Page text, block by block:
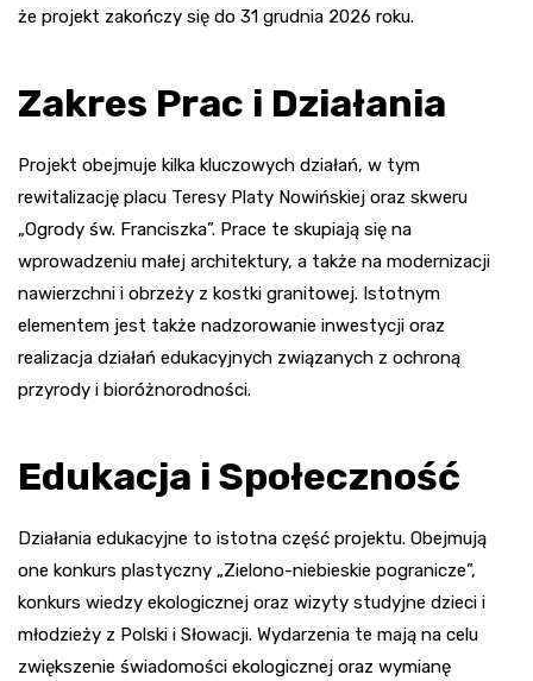
że projekt zakończy się do 31 grudnia 2026 roku.
Zakres Prac i Działania
Projekt obejmuje kilka kluczowych działań, w tym
rewitalizację placu Teresy Platy Nowińskiej oraz skweru
„Ogrody św. Franciszka”. Prace te skupiają się na
wprowadzeniu małej architektury, a także na modernizacji
nawierzchni i obrzeży z kostki granitowej. Istotnym
elementem jest także nadzorowanie inwestycji oraz
realizacja działań edukacyjnych związanych z ochroną
przyrody i bioróżnorodności.
Edukacja i Społeczność
Działania edukacyjne to istotna część projektu. Obejmują
one konkurs plastyczny „Zielono-niebieskie pogranicze”,
konkurs wiedzy ekologicznej oraz wizyty studyjne dzieci i
młodzieży z Polski i Słowacji. Wydarzenia te mają na celu
zwiększenie świadomości ekologicznej oraz wymianę